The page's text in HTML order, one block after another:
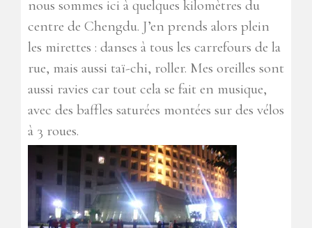
nous sommes ici à quelques kilomètres du
centre de Chengdu. J’en prends alors plein
les mirettes : danses à tous les carrefours de la
rue, mais aussi taï-chi, roller. Mes oreilles sont
aussi ravies car tout cela se fait en musique,
avec des baffles saturées montées sur des vélos
à 3 roues.